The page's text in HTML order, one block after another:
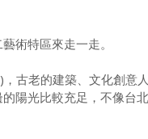
特區來走一走。
)，古老的建築、文化創意人
陽光比較充足，不像台北